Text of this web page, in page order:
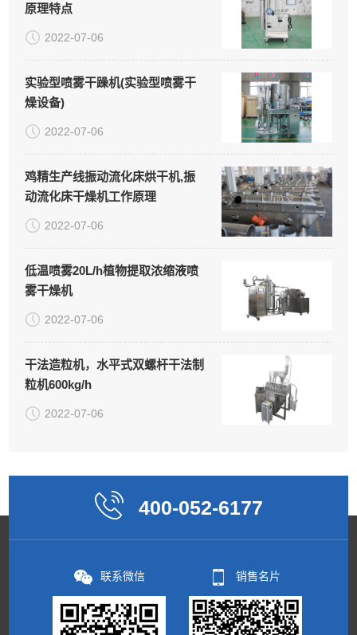
原理特点
2022-07-06
实验型喷雾干躁机(实验型喷雾干
燥设备)
2022-07-06
鸡精生产线振动流化床烘干机,振
动流化床干燥机工作原理
2022-07-06
低温喷雾20L/h植物提取浓缩液喷
雾干燥机
2022-07-06
干法造粒机，水平式双螺杆干法制
粒机600kg/h
2022-07-06
400-052-6177
联系微信 销售名片